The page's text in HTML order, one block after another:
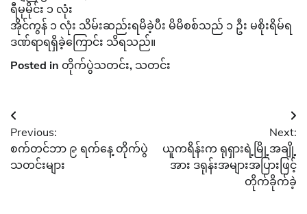
ရီမုမိုင်း ၁ လုံး
အိုင်ကွန် ၁ လုံး သိမ်းဆည်းရမိခဲ့ပီး မိမိစစ်သည် ၁ ဦး မစိုးရိမ်ရ
ဒဏ်ရာရရှိခဲ့ကြောင်း သိရသည်။
Posted in တိုက်ပွဲသတင်း, သတင်း
Post
navigation
Previous:
စက်တင်ဘာ ၉ ရက်နေ့ တိုက်ပွဲ
သတင်းများ
Next:
ယူကရိန်းက ရုရှားရဲ့မြို့အချို့
အား ဒရုန်းအများအပြားဖြင့်
တိုက်ခိုက်ခဲ့